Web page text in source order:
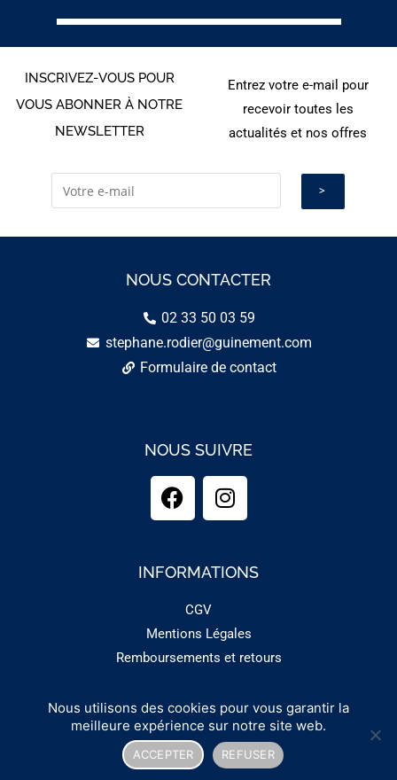
INSCRIVEZ-VOUS POUR
VOUS ABONNER À NOTRE
NEWSLETTER
Entrez votre e-mail pour
recevoir toutes les
actualités et nos offres
NOUS CONTACTER
02 33 50 03 59
stephane.rodier@guinement.com
Formulaire de contact
NOUS SUIVRE
INFORMATIONS
CGV
Mentions Légales
Remboursements et retours
Copyright 2025 - GUINEMENT
Nous utilisons des cookies pour vous garantir la
meilleure expérience sur notre site web.
ACCEPTER REFUSER